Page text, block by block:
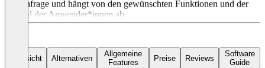
auf Anfrage und hängt von den gewünschten Funktionen und der
Anzahl der Anwender*innen ab.
Übersicht Alternativen
Allgemeine
Features
Preise Reviews
Software
Guide